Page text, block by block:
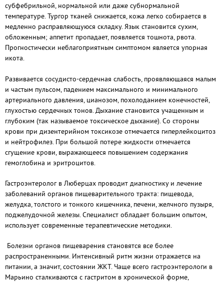
субфебрильной, нормальной или даже субнормальной
температуре. Тургор тканей снижается, кожа легко собирается в
медленно расправляющуюся складку. Язык становится сухим,
обложенным; аппетит пропадает, появляется тошнота, рвота.
Прогностически неблагоприятным симптомом является упорная
икота.
Развивается сосудисто-сердечная слабость, проявляющаяся малым
и частым пульсом, падением максимального и минимального
артериального давления, цианозом, похолоданием конечностей,
глухостью сердечных тонов. Дыхание становится учащенным и
глубоким (так называемое токсическое дыхание). Со стороны
крови при дизентерийном токсикозе отмечается гиперлейкоцитоз
и нейтрофилез. При большой потере жидкости отмечается
сгущение крови, выражающееся повышением содержания
гемоглобина и эритроцитов.
Гастроэнтеролог в Люберцах проводит диагностику и лечение
заболеваний органов пищеварительного тракта: пищевода,
желудка, толстого и тонкого кишечника, печени, желчного пузыря,
поджелудочной железы. Специалист обладает большим опытом,
использует современные терапевтические методики.
Болезни органов пищеварения становятся все более
распространенными. Интенсивный ритм жизни отражается на
питании, а значит, состоянии ЖКТ. Чаще всего гастроэнтерологи в
Марьино сталкиваются с гастритом в хронической форме,